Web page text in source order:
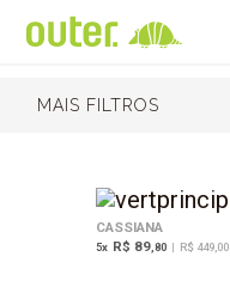
MAIS FILTROS
CASSIANA
5x R$ 89,80 | R$ 449,00